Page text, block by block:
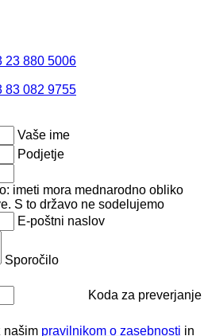
23 880 5006
83 082 9755
Vaše ime
Podjetje
imeti mora mednarodno obliko
S to državo ne sodelujemo
E-poštni naslov
Sporočilo
Koda za preverjanje
našim pravilnikom o zasebnosti in